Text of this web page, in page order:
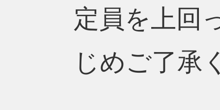
定員を上回
じめご了承